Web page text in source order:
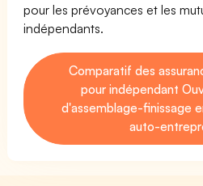
pour les prévoyances et les
indépendants.
Comparatif des
pour indépendant
d'assemblage-finissage
auto-